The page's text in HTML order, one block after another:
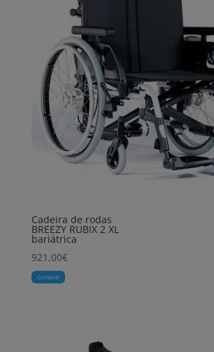
Cadeira de rodas
BREEZY RUBIX 2 XL
bariátrica
921,00€
Comprar